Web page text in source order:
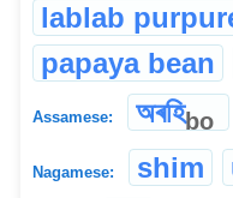
lablab
papaya bean
Assamese: অৰহিbo
Nagamese: shim